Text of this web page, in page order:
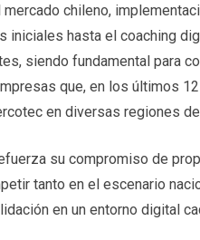
chileno,
iniciales hasta el coaching
siendo fundamental para
que, en los últimos
en diversas regiones
su compromiso de
tanto en el escenario
en un entorno digital